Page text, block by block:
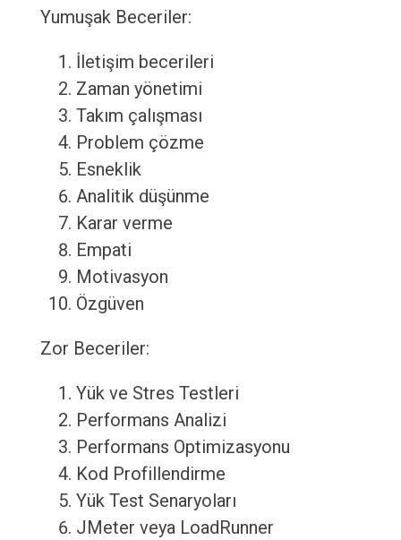
Yumuşak Beceriler:
İletişim becerileri
Zaman yönetimi
Takım çalışması
Problem çözme
Esneklik
Analitik düşünme
Karar verme
Empati
Motivasyon
Özgüven
Zor Beceriler:
Yük ve Stres Testleri
Performans Analizi
Performans Optimizasyonu
Kod Profillendirme
Yük Test Senaryoları
JMeter veya LoadRunner